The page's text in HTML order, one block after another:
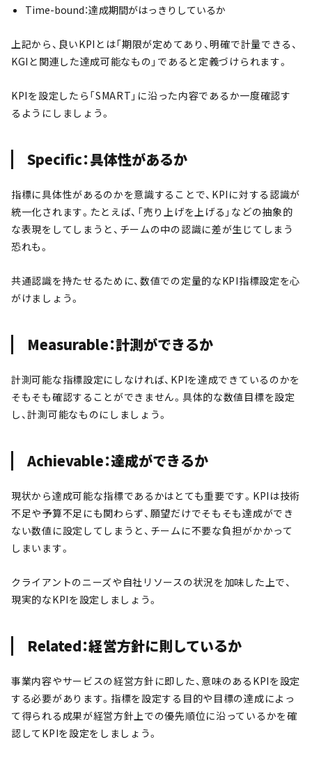
Time-bound：達成期間がはっきりしているか
上記から、良いKPIとは「期限が定めてあり、明確で計量できる、
KGIと関連した達成可能なもの」であると定義づけられます。
KPIを設定したら「SMART」に沿った内容であるか一度確認す
るようにしましょう。
Specific：具体性があるか
指標に具体性があるのかを意識することで、KPIに対する認識が
統一化されます。たとえば、「売り上げを上げる」などの抽象的
な表現をしてしまうと、チームの中の認識に差が生じてしまう
恐れも。
共通認識を持たせるために、数値での定量的なKPI指標設定を心
がけましょう。
Measurable：計測ができるか
計測可能な指標設定にしなければ、KPIを達成できているのかを
そもそも確認することができません。具体的な数値目標を設定
し、計測可能なものにしましょう。
Achievable：達成ができるか
現状から達成可能な指標であるかはとても重要です。KPIは技術
不足や予算不足にも関わらず、願望だけでそもそも達成ができ
ない数値に設定してしまうと、チームに不要な負担がかかって
しまいます。
クライアントのニーズや自社リソースの状況を加味した上で、
現実的なKPIを設定しましょう。
Related：経営方針に則しているか
事業内容やサービスの経営方針に即した、意味のあるKPIを設定
する必要があります。指標を設定する目的や目標の達成によっ
て得られる成果が経営方針上での優先順位に沿っているかを確
認してKPIを設定をしましょう。